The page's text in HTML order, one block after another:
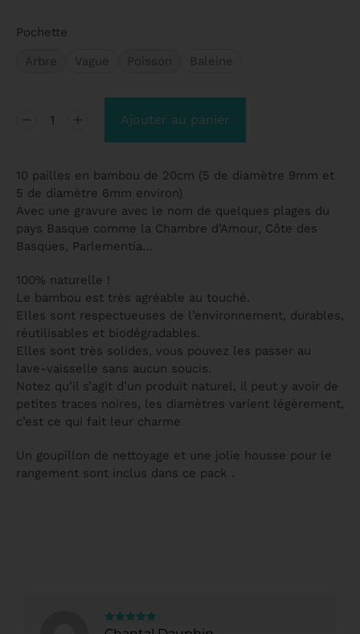
Pochette
Arbre
Vague Poisson Baleine
Ajouter au panier
10 pailles en bambou de 20cm (5 de diamètre 9mm et
5 de diamètre 6mm environ)
Avec une gravure avec le nom de quelques plages du
pays Basque comme la Chambre d’Amour, Côte des
Basques, Parlementia…
100% naturelle !
Le bambou est très agréable au touché.
Elles sont respectueuses de l’environnement, durables,
réutilisables et biodégradables.
Elles sont très solides, vous pouvez les passer au
lave-vaisselle sans aucun soucis.
Notez qu’il s’agit d’un produit naturel, il peut y avoir de
petites traces noires, les diamètres varient légèrement,
c’est ce qui fait leur charme
Un goupillon de nettoyage et une jolie housse pour le
rangement sont inclus dans ce pack .
Note5 sur